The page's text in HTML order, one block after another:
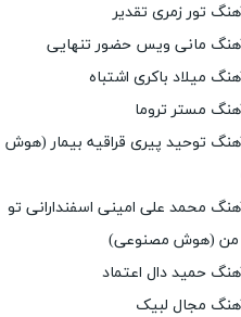
تور زمری تقدیر
آهنگ مانی ویس حضور تنهایی
میلاد باکری اشتباه
مستر تروما
آهنگ توحید پیری قراقیه بیمار (هوش
محمد علی امینی اسفندارانی تو
من (هوش مصنوعی)
حمید دال اعتماد
آهنگ مجال لبیک